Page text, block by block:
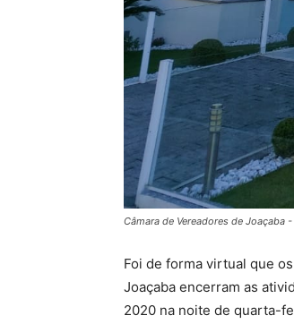
Câmara de Vereadores de Joaçaba
Foi de forma virtual que
Joaçaba encerram as
2020 na noite de quarta-